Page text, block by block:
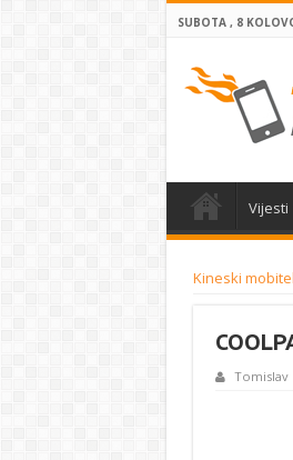
SUBOTA , 8
Vijesti
Kineski
Tomislav